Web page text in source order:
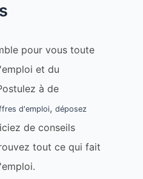
pour vous toute
et du
à de
d'emploi, déposez
de conseils
tout ce qui fait